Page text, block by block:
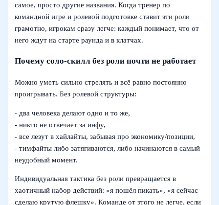
самое, просто другие названия. Когда тренер по
командной игре и ролевой подготовке ставит эти роли
грамотно, игрокам сразу легче: каждый понимает, что от
него ждут на старте раунда и в клатчах.
Почему соло‑скилл без роли почти не работает
Можно уметь сильно стрелять и всё равно постоянно
проигрывать. Без ролевой структуры:
- два человека делают одно и то же,
- никто не отвечает за инфу,
- все лезут в хайлайты, забывая про экономику/позиции,
- тимфайты либо затягиваются, либо начинаются в самый
неудобный момент.
Индивидуальная тактика без роли превращается в
хаотичный набор действий: «я пошёл пикать», «я сейчас
сделаю крутую флешку». Команде от этого не легче, если